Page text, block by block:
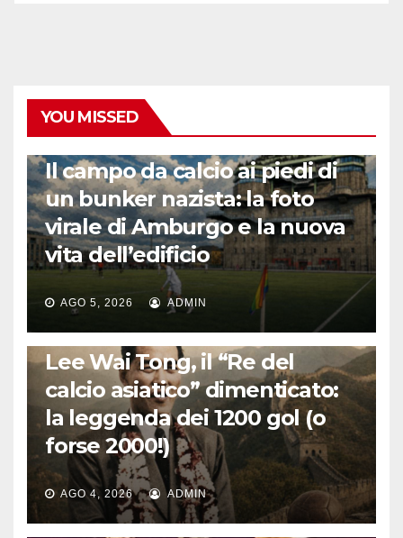
YOU MISSED
Il campo da calcio ai piedi di
un bunker nazista: la foto
virale di Amburgo e la nuova
vita dell’edificio
AGO 5, 2026 ADMIN
LA STORIA DEL CALCIO
Lee Wai Tong, il “Re del
calcio asiatico” dimenticato:
la leggenda dei 1200 gol (o
forse 2000!)
AGO 4, 2026 ADMIN
CALCIO INTERNAZIONALE